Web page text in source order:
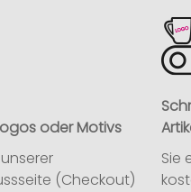
oder Motivs
(Checkout)
Sie